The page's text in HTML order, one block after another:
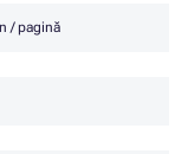
/ pagină